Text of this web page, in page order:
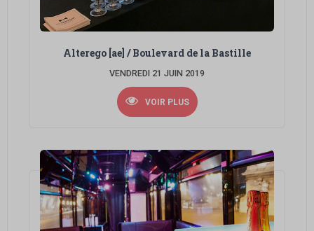
Alterego [ae] / Boulevard de la Bastille
VENDREDI 21 JUIN 2019
VOIR PLUS